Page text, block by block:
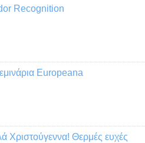
Recognition
Europeana
Χριστούγεννα! Θερμές ευχές